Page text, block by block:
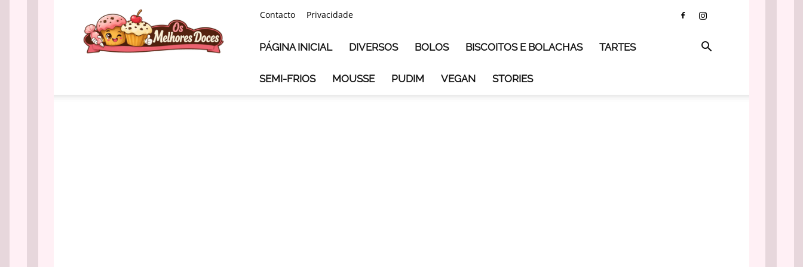
Melhores
Doces
Contacto Privacidade
PÁGINA INICIAL DIVERSOS BOLOS BISCOITOS E BOLACHAS TARTES
SEMI-FRIOS MOUSSE PUDIM VEGAN STORIES